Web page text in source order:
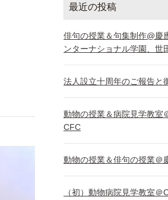
最近の投稿
俳句の授業＆句集制作@慶
ンターナショナル学園、世
法人設立十周年のご報告と
動物の授業＆病院見学教室
CFC
動物の授業＆俳句の授業＠
（初）動物病院見学教室＠